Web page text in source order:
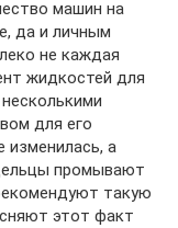
машин на
да и личным
не каждая
жидкостей для
для его
изменилась, а
промывают
такую
этот факт